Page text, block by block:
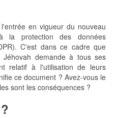
en vigueur du nouveau
la protection des données
C'est dans ce cadre que
Jéhovah demande à tous ses
relatif à l'utilisation de leurs
ce document ? Avez-vous le
sont les conséquences ?